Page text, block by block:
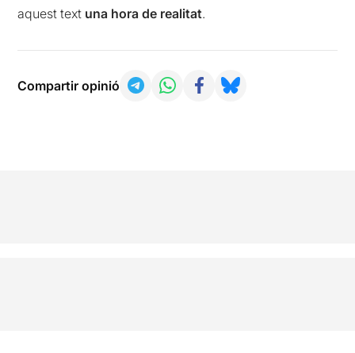
aquest text una hora de realitat.
Compartir opinió